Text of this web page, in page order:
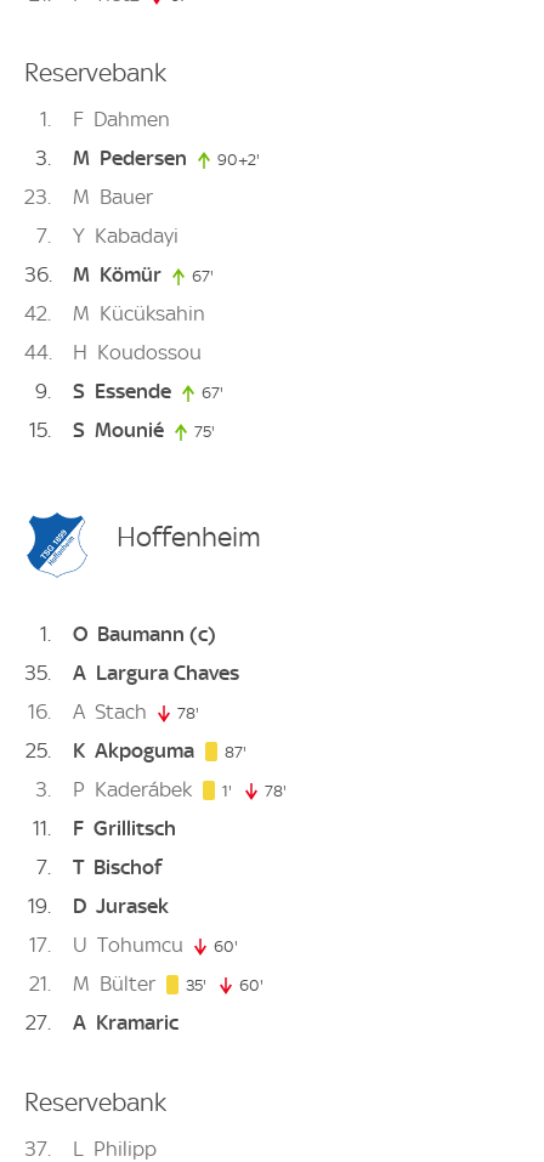
Reservebank
1 F Dahmen
3
M Pedersen 90+2'
23 M Bauer
7
Y Kabadayi
36
M Kömür 67'
42 M Kücüksahin
44
H Koudossou
9
S Essende 67'
15 S Mounié 75'
Hoffenheim
1 O Baumann (c)
35
A Largura Chaves
16
A Stach 78'
25 K Akpoguma 87'
3 P Kaderábek 1' 1. minute
78'
11 F Grillitsch
7
T Bischof
19
D Jurasek
17
U Tohumcu 60'
21 M Bülter 35' 35. minute
60'
27 A Kramaric
Reservebank
37 L
Philipp